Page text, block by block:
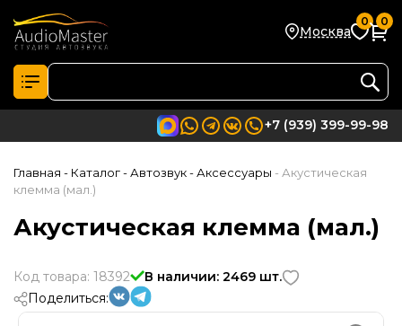
Москва
0 0
+7 (939) 399-99-98
Главная - Каталог- Автозвук- Аксессуары - Акустическая
клемма (мал.)
Акустическая клемма (мал.)
Код товара: 18392
В наличии: 2469 шт.
Поделиться: